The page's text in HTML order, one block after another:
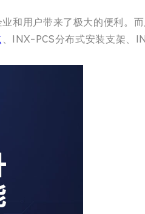
和用户带来了极大的便利。
、INX-PCS分布式安装支架、